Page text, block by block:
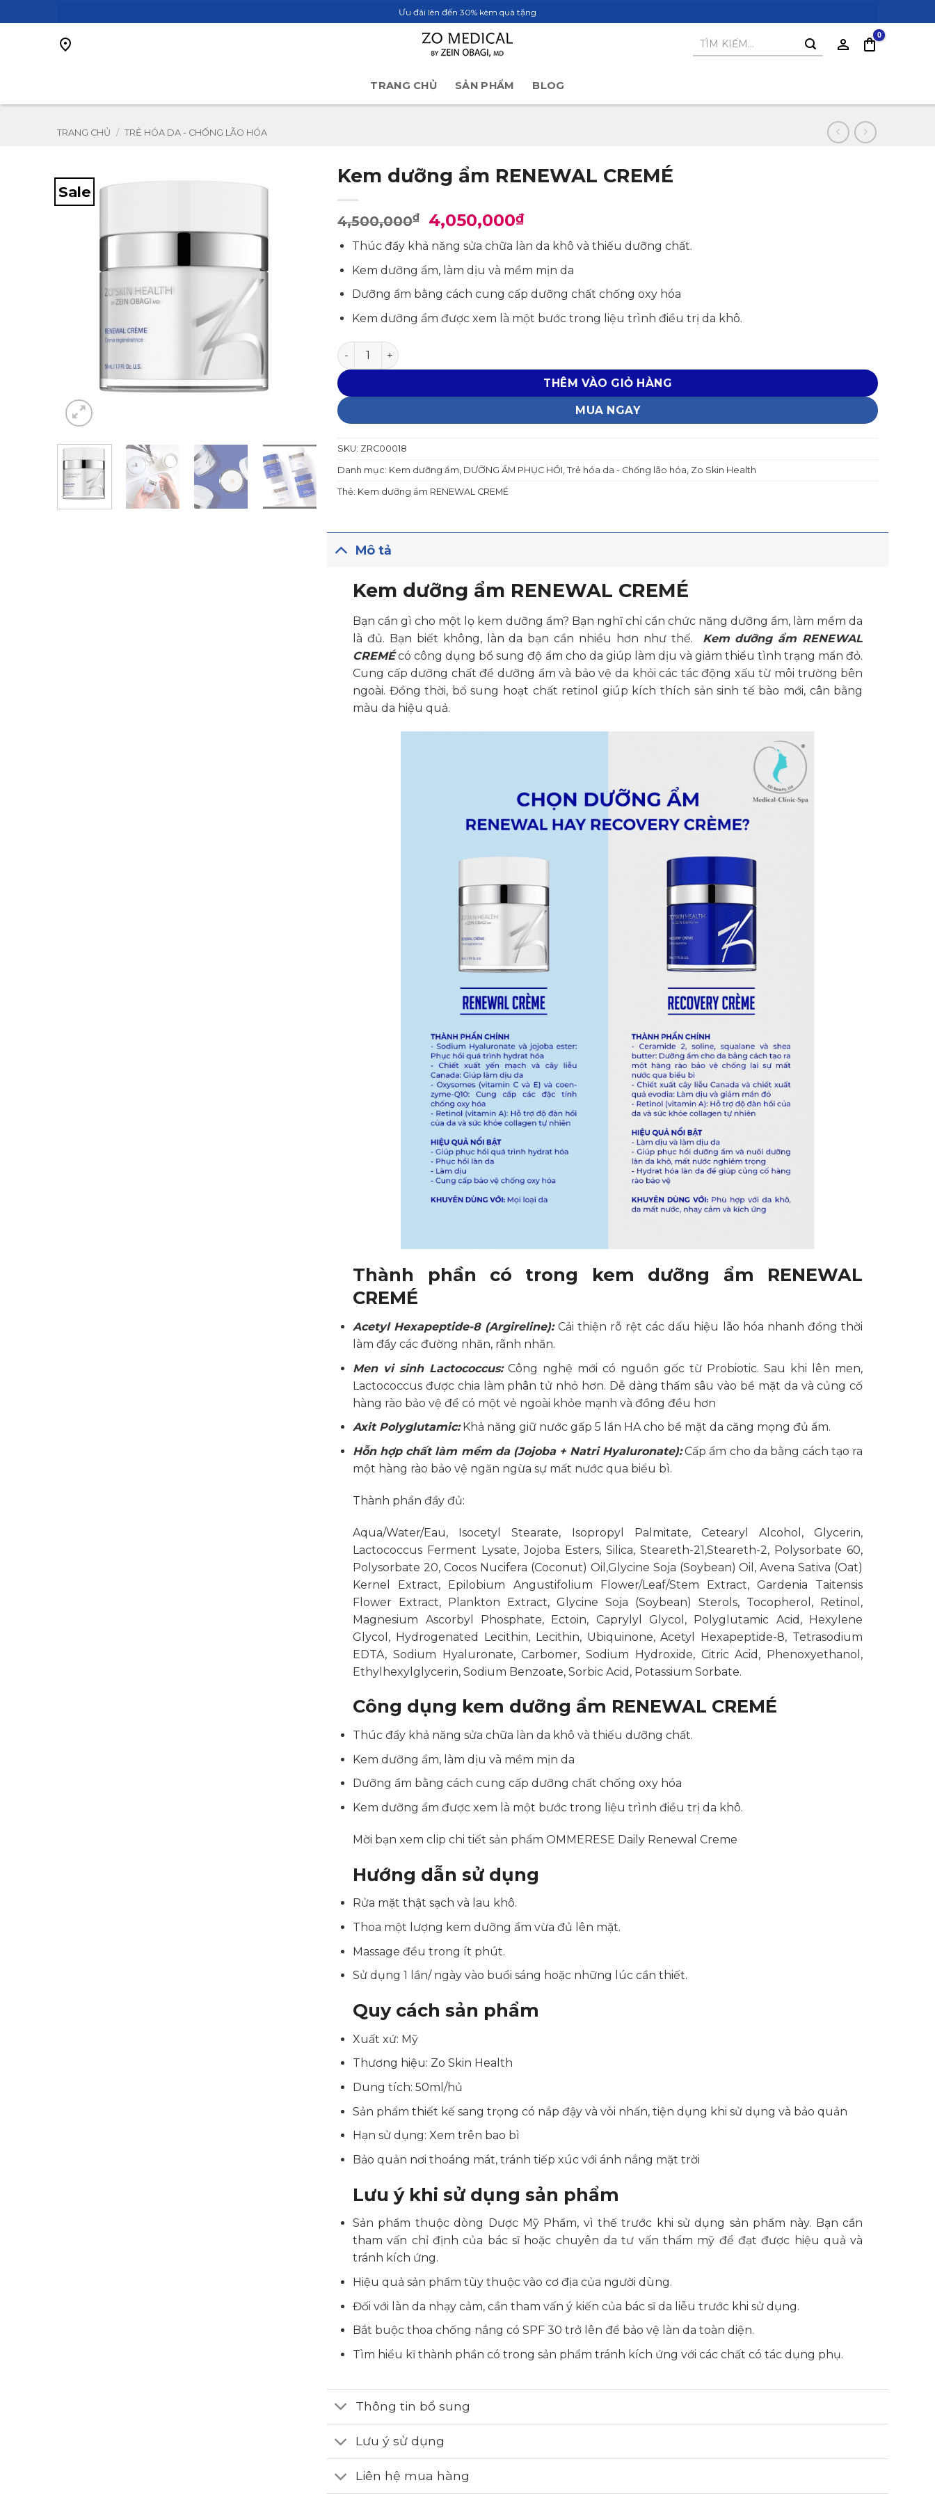
qua
Ưu đãi lên đến 30% kèm quà tặng
Tìm
TRANG CHỦ SẢN PHẨM BLOG
TRANG CHỦ / TRẺ HÓA DA - CHỐNG LÃO HÓA
Sale
Kem dưỡng ẩm RENEWAL CREMÉ
4,500,000₫
Giá
gốc
là:
4,500,000₫.
4,050,000₫Giá
hiện
tại
là:
4,050,000₫.
Thúc đẩy khả năng sửa chữa làn da khô và thiếu dưỡng chất.
Kem dưỡng ẩm, làm dịu và mềm mịn da
Dưỡng ẩm bằng cách cung cấp dưỡng chất chống oxy hóa
Kem dưỡng ẩm được xem là một bước trong liệu trình điều trị da khô.
Kem dưỡng ẩm RENEWAL CREMÉ số lượng
THÊM VÀO GIỎ HÀNG
MUA NGAY
SKU: ZRC00018
Danh mục: Kem dưỡng ẩm, DƯỠNG ẨM PHỤC HỒI,Trẻ hóa da - Chống lão hóa, Zo Skin Health
Thẻ: Kem dưỡng ẩm RENEWAL CREMÉ
Mô tả
Kem dưỡng ẩm RENEWAL CREMÉ
Bạn cần gì cho một lọ kem dưỡng ẩm? Bạn nghĩ chỉ cần chức năng dưỡng ẩm, làm mềm da
là đủ. Bạn biết không, làn da bạn cần nhiều hơn như thế. Kem dưỡng ẩm RENEWAL
CREMÉcó công dụng bổ sung độ ẩm cho da giúp làm dịu và giảm thiểu tình trạng mẩn đỏ.
Cung cấp dưỡng chất để dưỡng ẩm và bảo vệ da khỏi các tác động xấu từ môi trường bên
ngoài. Đồng thời, bổ sung hoạt chất retinol giúp kích thích sản sinh tế bào mới, cân bằng
màu da hiệu quả.
Thành phần có trong kem dưỡng ẩm RENEWAL
CREMÉ
Acetyl Hexapeptide-8 (Argireline):Cải thiện rõ rệt các dấu hiệu lão hóa nhanh đồng thời
làm đầy các đường nhăn, rãnh nhăn.
Men vi sinh Lactococcus:Công nghệ mới có nguồn gốc từ Probiotic. Sau khi lên men,
Lactococcus được chia làm phân tử nhỏ hơn. Dễ dàng thấm sâu vào bề mặt da và củng cố
hàng rào bảo vệ để có một vẻ ngoài khỏe mạnh và đồng đều hơn
Axit Polyglutamic:Khả năng giữ nước gấp 5 lần HA cho bề mặt da căng mọng đủ ẩm.
Hỗn hợp chất làm mềm da (Jojoba + Natri Hyaluronate):Cấp ẩm cho da bằng cách tạo ra
một hàng rào bảo vệ ngăn ngừa sự mất nước qua biểu bì.
Thành phần đầy đủ:
Aqua/Water/Eau, Isocetyl Stearate, Isopropyl Palmitate, Cetearyl Alcohol, Glycerin,
Lactococcus Ferment Lysate, Jojoba Esters, Silica, Steareth-21,Steareth-2, Polysorbate 60,
Polysorbate 20, Cocos Nucifera (Coconut) Oil,Glycine Soja (Soybean) Oil, Avena Sativa (Oat)
Kernel Extract, Epilobium Angustifolium Flower/Leaf/Stem Extract, Gardenia Taitensis
Flower Extract, Plankton Extract, Glycine Soja (Soybean) Sterols, Tocopherol, Retinol,
Magnesium Ascorbyl Phosphate, Ectoin, Caprylyl Glycol, Polyglutamic Acid, Hexylene
Glycol, Hydrogenated Lecithin, Lecithin, Ubiquinone, Acetyl Hexapeptide-8, Tetrasodium
EDTA, Sodium Hyaluronate, Carbomer, Sodium Hydroxide, Citric Acid, Phenoxyethanol,
Ethylhexylglycerin, Sodium Benzoate, Sorbic Acid, Potassium Sorbate.
Công dụng kem dưỡng ẩm RENEWAL CREMÉ
Thúc đẩy khả năng sửa chữa làn da khô và thiếu dưỡng chất.
Kem dưỡng ẩm, làm dịu và mềm mịn da
Dưỡng ẩm bằng cách cung cấp dưỡng chất chống oxy hóa
Kem dưỡng ẩm được xem là một bước trong liệu trình điều trị da khô.
Mời bạn xem clip chi tiết sản phẩm OMMERESE Daily Renewal Creme
Hướng dẫn sử dụng
Rửa mặt thật sạch và lau khô.
Thoa một lượng kem dưỡng ẩm vừa đủ lên mặt.
Massage đều trong ít phút.
Sử dụng 1 lần/ ngày vào buổi sáng hoặc những lúc cần thiết.
Quy cách sản phẩm
Xuất xứ: Mỹ
Thương hiệu: Zo Skin Health
Dung tích: 50ml/hủ
Sản phẩm thiết kế sang trọng có nắp đậy và vòi nhấn, tiện dụng khi sử dụng và bảo quản
Hạn sử dụng: Xem trên bao bì
Bảo quản nơi thoáng mát, tránh tiếp xúc với ánh nắng mặt trời
Lưu ý khi sử dụng sản phẩm
Sản phẩm thuộc dòng Dược Mỹ Phẩm, vì thế trước khi sử dụng sản phẩm này. Bạn cần
tham vấn chỉ định của bác sĩ hoặc chuyên da tư vấn thẩm mỹ để đạt được hiệu quả và
tránh kích ứng.
Hiệu quả sản phẩm tùy thuộc vào cơ địa của người dùng.
Đối với làn da nhạy cảm, cần tham vấn ý kiến của bác sĩ da liễu trước khi sử dụng.
Bắt buộc thoa chống nắng có SPF 30 trở lên để bảo vệ làn da toàn diện.
Tìm hiểu kĩ thành phần có trong sản phẩm tránh kích ứng với các chất có tác dụng phụ.
Thông tin bổ sung
Lưu ý sử dụng
Liên hệ mua hàng